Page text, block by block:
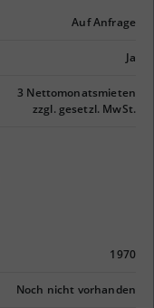
Auf Anfrage
Ja
3 Nettomonatsmieten
zzgl. gesetzl. MwSt.
1970
Noch nicht vorhanden